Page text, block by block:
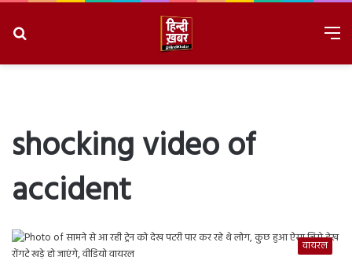
shocking video of
accident
वायरल